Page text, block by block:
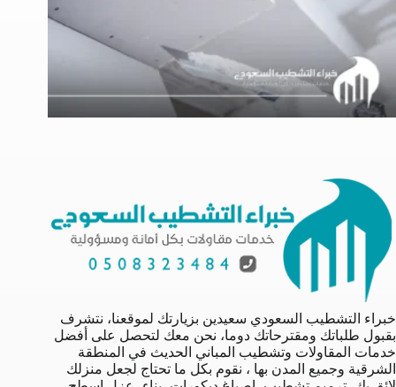
خبراء التشطيب السعودي سعيدين بزيارتك لموقعنا، نتشرف
بقبول طلباتك ومقترحاتك دوما، نحن معك لتحصل على أفضل
خدمات المقاولات وتشطيب المباني الحديث في المنطقة
الشرقية وجميع المدن بها ، نقوم بكل ما تحتاج لجعل منزلك